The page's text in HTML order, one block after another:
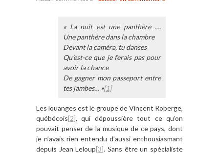
« La nuit est une panthère ….
Une panthère dans la chambre
Devant la caméra, tu danses
Qu’est-ce que je ferais pas pour
avoir la chance
De gagner mon passeport entre
tes jambes… »[1]
Les louanges est le groupe de Vincent Roberge,
québécois[2], qui dépoussière tout ce qu’on
pouvait penser de la musique de ce pays, dont
je n’avais rien entendu d’aussi enthousiasmant
depuis Jean Leloup[3]. Sans être un spécialiste